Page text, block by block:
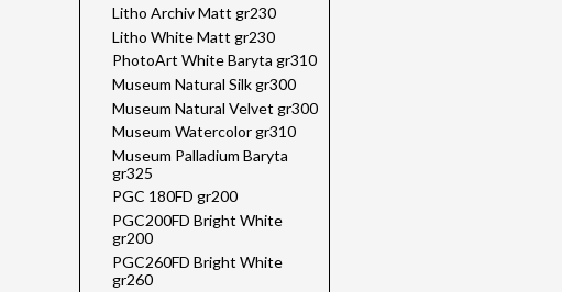
Litho Archiv Matt gr230
Litho White Matt gr230
PhotoArt White Baryta gr310
Museum Natural Silk gr300
Museum Natural Velvet gr300
Museum Watercolor gr310
Museum Palladium Baryta
gr325
PGC 180FD gr200
PGC200FD Bright White
gr200
PGC260FD Bright White
gr260